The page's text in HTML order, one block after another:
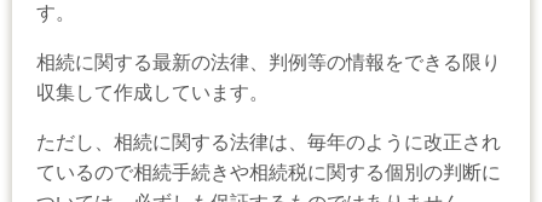
す。
相続に関する最新の法律、判例等の情報をできる限り
収集して作成しています。
ただし、相続に関する法律は、毎年のように改正され
ているので相続手続きや相続税に関する個別の判断に